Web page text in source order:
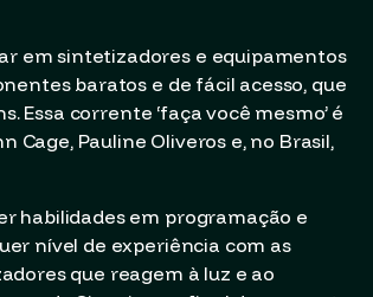
em sintetizadores e equipamentos
baratos e de fácil acesso, que
Essa corrente ‘faça você mesmo’ é
Pauline Oliveros e, no Brasil,
habilidades em programação e
nível de experiência com as
que reagem à luz e ao